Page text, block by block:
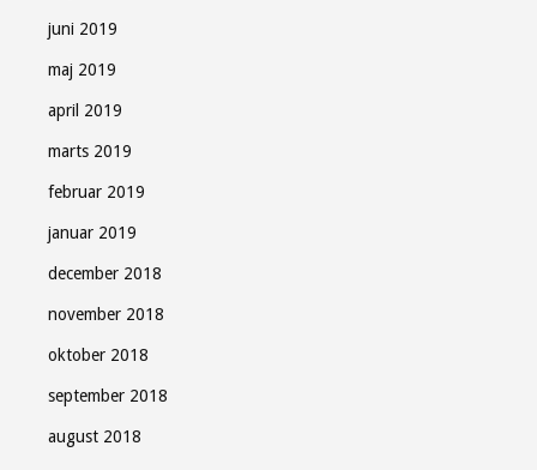
juni 2019
maj 2019
april 2019
marts 2019
februar 2019
januar 2019
december 2018
november 2018
oktober 2018
september 2018
august 2018